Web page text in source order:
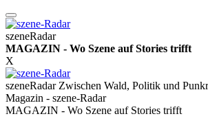
szeneRadar
MAGAZIN - Wo Szene auf Stories trifft
X
szeneRadar Zwischen Wald, Politik und
Magazin - szene-Radar
MAGAZIN - Wo Szene auf Stories trifft